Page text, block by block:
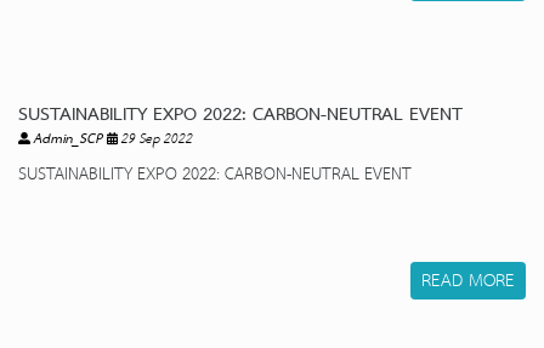
SUSTAINABILITY EXPO 2022: CARBON-NEUTRAL EVENT
Admin_SCP 29 Sep 2022
SUSTAINABILITY EXPO 2022: CARBON-NEUTRAL EVENT
READ MORE